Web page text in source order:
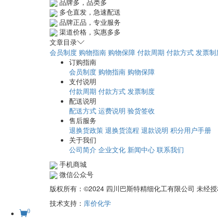
多仓直发，急速配送
品牌正品，专业服务
渠道价格，实惠多多
文章目录
会员制度 购物指南 购物保障 付款周期 付款方式 发票制
订购指南
会员制度 购物指南 购物保障
支付说明
付款周期 付款方式 发票制度
配送说明
配送方式 运费说明 验货签收
售后服务
退换货政策 退换货流程 退款说明 积分用户手册
关于我们
公司简介 企业文化 新闻中心 联系我们
手机商城
微信公众号
版权所有：©2024 四川巴斯特精细化工有限公司 未经
技术支持： 库价化学
0